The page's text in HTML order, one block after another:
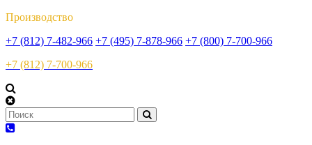
Производство
+7 (812) 7-482-966 +7 (495) 7-878-966 +7 (800) 7-700-966
+7 (812) 7-700-966